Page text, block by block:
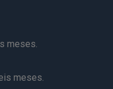
meses.
meses.